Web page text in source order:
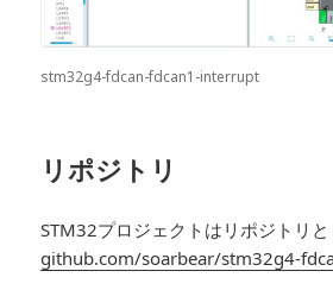
stm32g4-fdcan-fdcan1-interrupt
リポジトリ
STM32プロジェクトはリポジトリと
github.com/soarbear/stm32g4-